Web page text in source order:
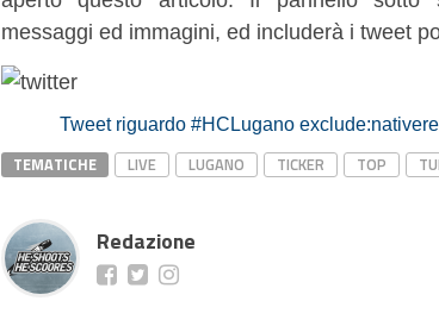
messaggi ed immagini, ed includerà i tweet
Tweet riguardo #HCLugano
TEMATICHE LIVE LUGANO TICKER TOP
Redazione